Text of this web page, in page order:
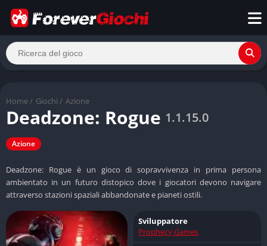
Home / Giochi / Azione
Deadzone: Rogue 1.1.15.0
Azione
Deadzone: Rogue è un gioco di sopravvivenza in prima persona
ambientato in un futuro distopico dove i giocatori devono navigare
attraverso stazioni spaziali abbandonate e pianeti ostili.
Sviluppatore
Prophecy Games